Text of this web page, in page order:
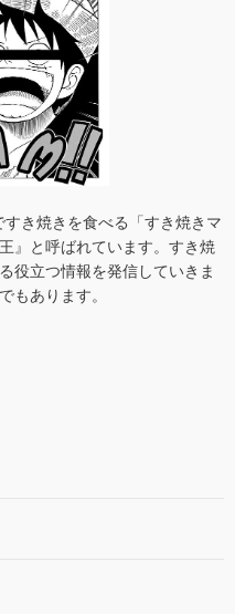
すき焼きを食べる「すき焼きマ
』と呼ばれています。すき焼
役立つ情報を発信していきま
もあります。